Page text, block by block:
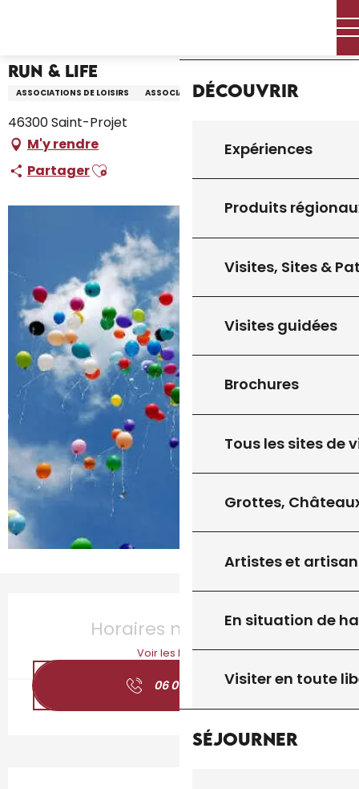
principal
Découvrir
Expériences
Produits
Visites, Sites &
Visites guidées
Brochures
Tous les sites de
Grottes,
Artistes et
En situation de
Visiter en toute
Séjourner
Run & Life
ASSOCIATIONS DE LOISIRS ASSOCIATION
46300 Saint-Projet
M'y rendre
PartagerAjouter aux favoris
Horaires non définis
Voir les horaires
06 01 72 85 ▒▒